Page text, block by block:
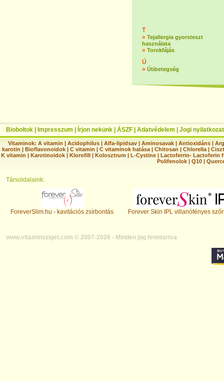
T
» Tejallergia gyorsteszt
használata
» Torokfájás
Ú
» Útibetegség
Bioboltok Impresszum Írjon nekünk ÁSZF Adatvédelem Jogi nyilatkozat
Vitaminok: A vitamin |Acidophilus |Alfa-lipidsav |Aminosavak |Antioxidáns |
karotin | Bioflavonoidok | C vitamin | C vitaminok hatása | Chitosan | Chlorella |
K vitamin | Karotinoidok | Klorofill | Kolosztrum | L-Cystine | Lactoferrin- Lactoferin
Polifenolok |Q10 |
Társoldalaink:
ForeverSlim.hu - kavitációs zsírbontás Forever Skin IPL villanófényes
www.vitaminsziget.com © 2007-2026 - Minden jog fenntartva